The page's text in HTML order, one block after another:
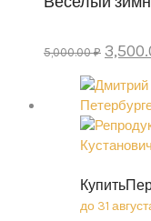
5,000.00 ₽
was:
Купить
до 31